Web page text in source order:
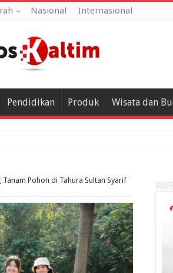
Nasional Internasional
Pendidikan Produk Wisata dan
Pohon di Tahura Sultan Syarif